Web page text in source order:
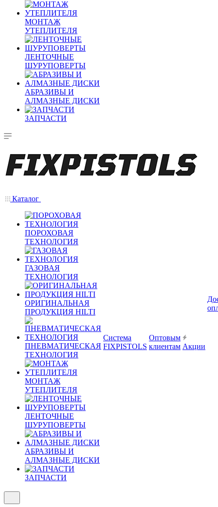
МОНТАЖ
УТЕПЛИТЕЛЯ
ЛЕНТОЧНЫЕ
ШУРУПОВЕРТЫ
АБРАЗИВЫ И
АЛМАЗНЫЕ ДИСКИ
ЗАПЧАСТИ
Каталог
ПОРОХОВАЯ
ТЕХНОЛОГИЯ
ГАЗОВАЯ
ТЕХНОЛОГИЯ
ОРИГИНАЛЬНАЯ
ПРОДУКЦИЯ HILTI
ПНЕВМАТИЧЕСКАЯ
ТЕХНОЛОГИЯ
МОНТАЖ
УТЕПЛИТЕЛЯ
ЛЕНТОЧНЫЕ
ШУРУПОВЕРТЫ
АБРАЗИВЫ И
АЛМАЗНЫЕ ДИСКИ
ЗАПЧАСТИ
Система
FIXPISTOLS
Оптовым
клиентам Акции